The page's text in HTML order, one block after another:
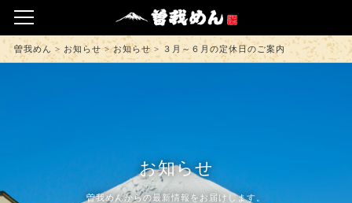
曽我めん > お知らせ>お知らせ> ３月～６月の定休日のご案内
お知らせ
曽我めんからの最新情報をお届けします。